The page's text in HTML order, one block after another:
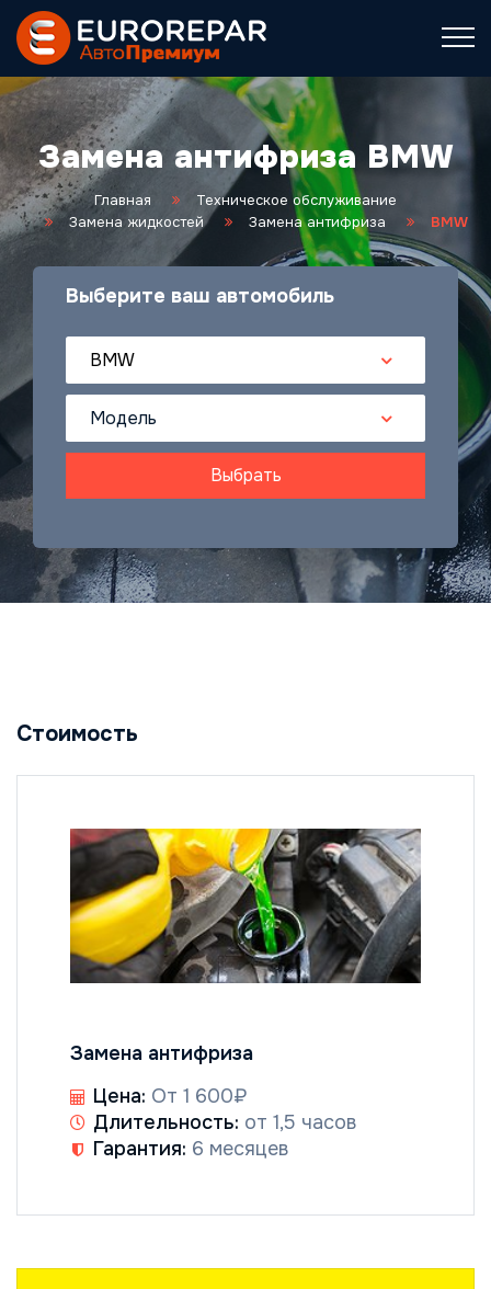
Замена антифриза BMW
Главная
Техническое обслуживание
Замена жидкостей
Замена антифриза BMW
Выберите ваш автомобиль
BMW
Модель
Выбрать
Стоимость
Замена антифриза
Цена: От 1 600₽
Длительность: от 1,5 часов
Гарантия: 6 месяцев